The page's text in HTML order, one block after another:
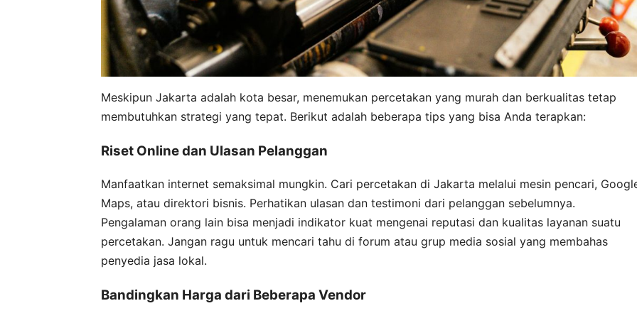
Meskipun Jakarta adalah kota besar, menemukan percetakan yang murah dan berkualitas tetap
membutuhkan strategi yang tepat. Berikut adalah beberapa tips yang bisa Anda terapkan:
Riset Online dan Ulasan Pelanggan
Manfaatkan internet semaksimal mungkin. Cari percetakan di Jakarta melalui mesin pencari,
Maps, atau direktori bisnis. Perhatikan ulasan dan testimoni dari pelanggan sebelumnya.
Pengalaman orang lain bisa menjadi indikator kuat mengenai reputasi dan kualitas layanan suatu
percetakan. Jangan ragu untuk mencari tahu di forum atau grup media sosial yang membahas
penyedia jasa lokal.
Bandingkan Harga dari Beberapa Vendor